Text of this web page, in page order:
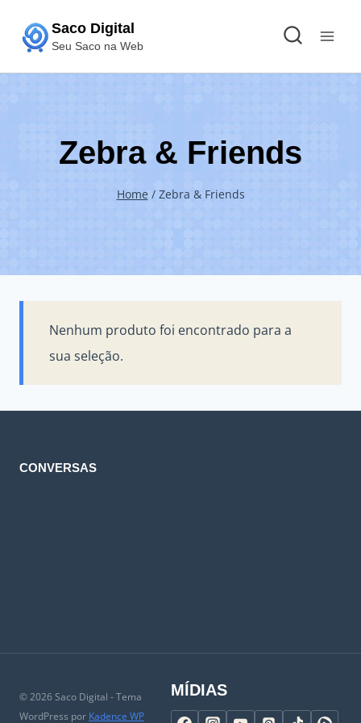
para
Saco Digital
Seu Saco na Web
Zebra & Friends
Home / Zebra & Friends
Nenhum produto foi encontrado para a
sua seleção.
CONVERSAS
© 2026 Saco Digital - Tema
WordPress por Kadence WP
MÍDIAS